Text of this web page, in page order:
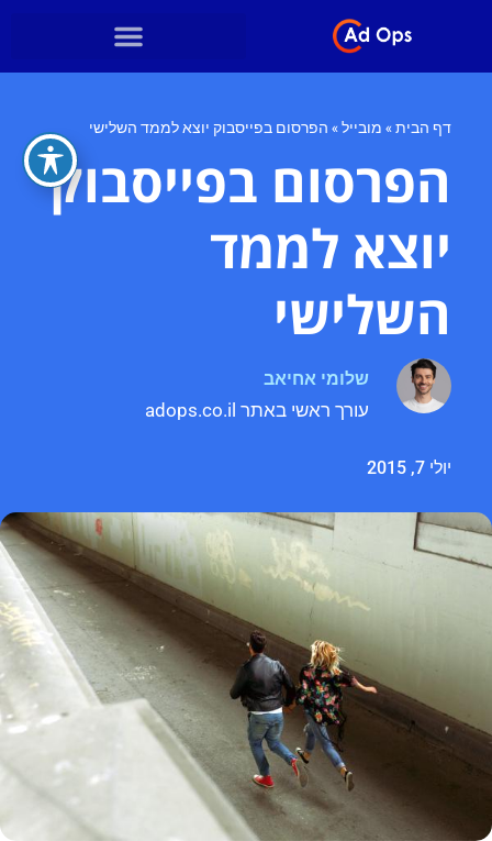
דף הבית» מובייל» הפרסום בפייסבוק יוצא לממד השלישי
הפרסום בפייסבוק
יוצא לממד
השלישי
שלומי אחיאב
עורך ראשי באתר adops.co.il
יולי 7, 2015